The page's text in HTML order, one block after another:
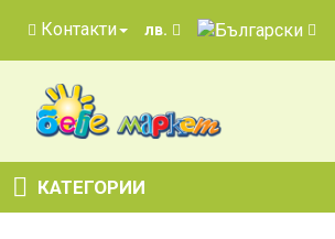
Контакти лв.
КАТЕГОРИИ